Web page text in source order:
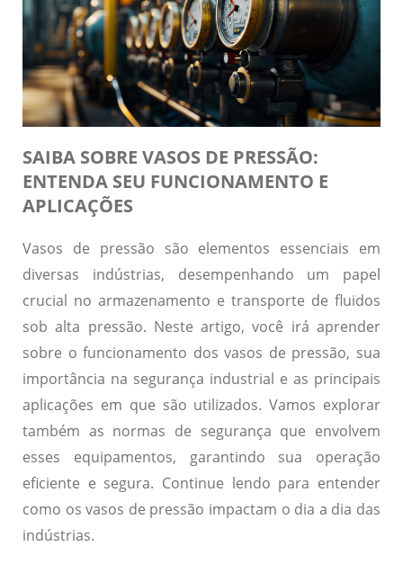
SAIBA SOBRE VASOS DE PRESSÃO:
ENTENDA SEU FUNCIONAMENTO E
APLICAÇÕES
Vasos de pressão são elementos essenciais em
diversas indústrias, desempenhando um papel
crucial no armazenamento e transporte de fluidos
sob alta pressão. Neste artigo, você irá aprender
sobre o funcionamento dos vasos de pressão, sua
importância na segurança industrial e as principais
aplicações em que são utilizados. Vamos explorar
também as normas de segurança que envolvem
esses equipamentos, garantindo sua operação
eficiente e segura. Continue lendo para entender
como os vasos de pressão impactam o dia a dia das
indústrias.